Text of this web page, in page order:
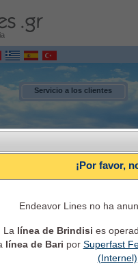
Servicio a los clientes
¡Por favor,
Endeavor Lines no ha
La línea de Brindisi es
línea de Bari por Superfast
(Internel)